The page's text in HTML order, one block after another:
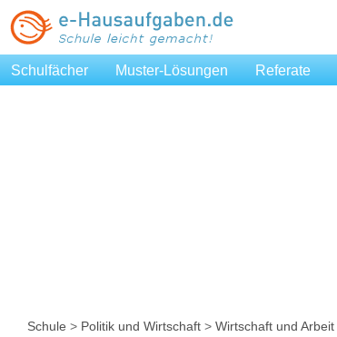
Schulfächer Muster-Lösungen Referate
Schule > Politik und Wirtschaft > Wirtschaft und Arbeit